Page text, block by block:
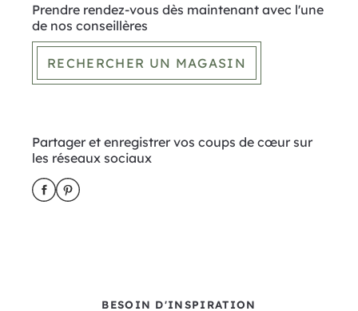
Prendre rendez-vous dès maintenant avec l'une
de nos conseillères
RECHERCHER UN MAGASIN
Partager et enregistrer vos coups de cœur sur
les réseaux sociaux
Share the post
Share on Facebook
Share on Pinterest
BESOIN D'INSPIRATION